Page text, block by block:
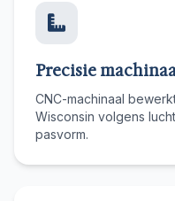
Precisie
CNC-machinaal
Wisconsin volgens
pasvorm.